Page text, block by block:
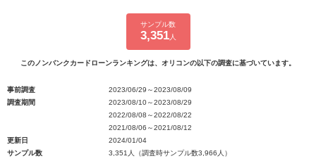
サンプル数
3,351人
このノンバンクカードローンランキングは、オリコンの以下の調査に基づいています。
事前調査
2023/06/29～2023/08/09
調査期間
2023/08/10～2023/08/29
2022/08/08～2022/08/22
2021/08/06～2021/08/12
更新日
2024/01/04
サンプル数
3,351人（調査時サンプル数3,966人）